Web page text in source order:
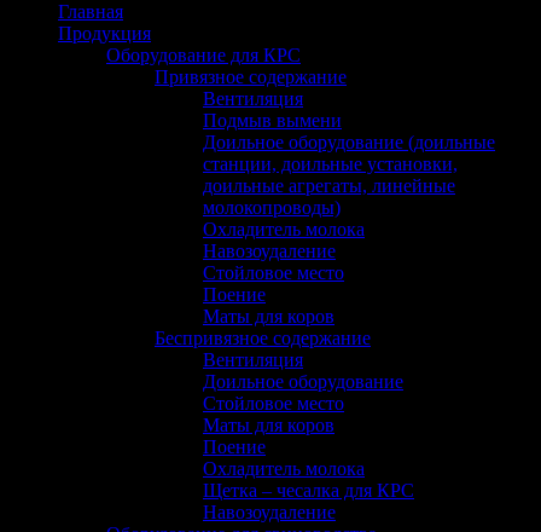
Главная
Продукция
Оборудование для КРС
Привязное содержание
Вентиляция
Подмыв вымени
Доильное оборудование (доильные
станции, доильные установки,
доильные агрегаты, линейные
молокопроводы)
Охладитель молока
Навозоудаление
Стойловое место
Поение
Маты для коров
Беспривязное содержание
Вентиляция
Доильное оборудование
Стойловое место
Маты для коров
Поение
Охладитель молока
Щетка – чесалка для КРС
Навозоудаление